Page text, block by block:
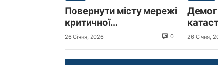
Повернути місту мережі
критичної
інфраструктури –
міської прокуратури
26 Січня, 2026 0 26 Січня,